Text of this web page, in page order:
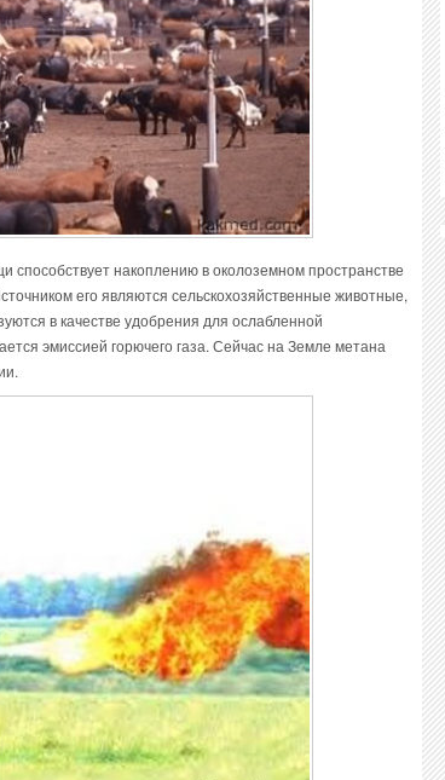
способствует накоплению в околоземном пространстве
его являются сельскохозяйственные животные,
в качестве удобрения для ослабленной
эмиссией горючего газа. Сейчас на Земле метана